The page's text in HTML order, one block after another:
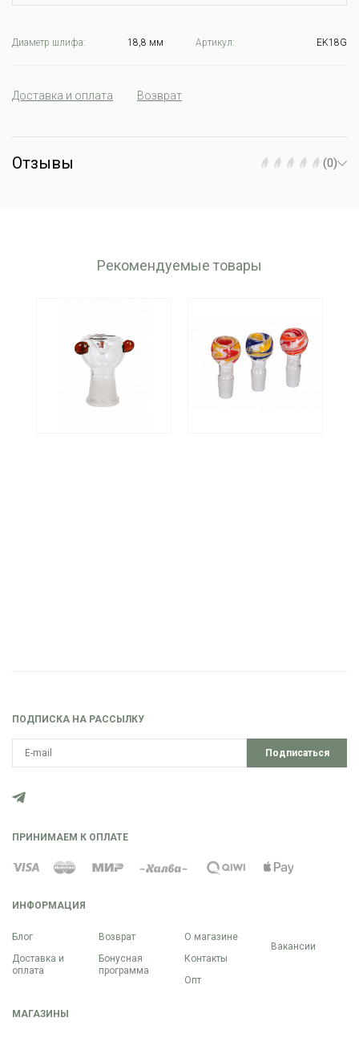
Диаметр шлифа: 18,8 мм Артикул: EK18G
Доставка и оплата Возврат
Отзывы (0)
Рекомендуемые товары
ИНФОРМАЦИЯ
Блог
Доставка и
оплата
Возврат
Бонусная
программа
О магазине
Контакты
Опт
Вакансии
МАГАЗИНЫ
ПОДПИСКА НА РАССЫЛКУ
Подписаться
ПРИНИМАЕМ К ОПЛАТЕ